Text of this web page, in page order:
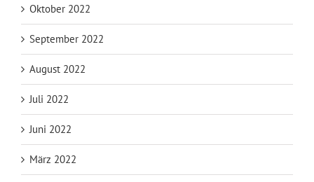
Oktober 2022
September 2022
August 2022
Juli 2022
Juni 2022
März 2022